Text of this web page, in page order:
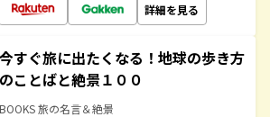
詳細を見る
今すぐ旅に出たくなる！地球の歩き方
のことばと絶景１００
BOOKS 旅の名言＆絶景